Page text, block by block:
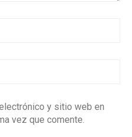
y sitio web en
vez que comente.